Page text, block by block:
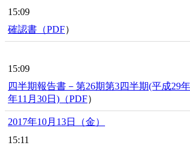
15:09
確認書（PDF）
15:09
四半期報告書－第26期第3四半期(平成29
年11月30日)（PDF）
2017年10月13日（金）
15:11